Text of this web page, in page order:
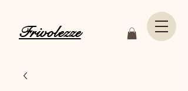
Frivolezze